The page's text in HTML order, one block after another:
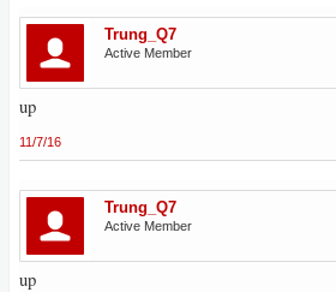
Trung_Q7
Active Member
up
11/7/16
Trung_Q7
Active Member
up